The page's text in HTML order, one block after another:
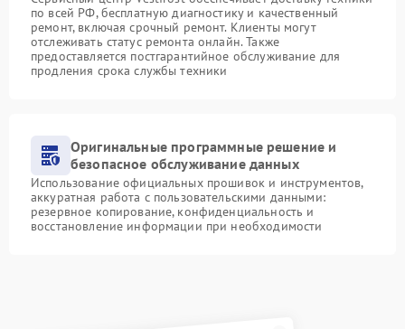
по всей РФ, бесплатную диагностику и качественный
ремонт, включая срочный ремонт. Клиенты могут
отслеживать статус ремонта онлайн. Также
предоставляется постгарантийное обслуживание для
продления срока службы техники
Оригинальные программные решение и
безопасное обслуживание данных
Использование официальных прошивок и инструментов,
аккуратная работа с пользовательскими данными:
резервное копирование, конфиденциальность и
восстановление информации при необходимости